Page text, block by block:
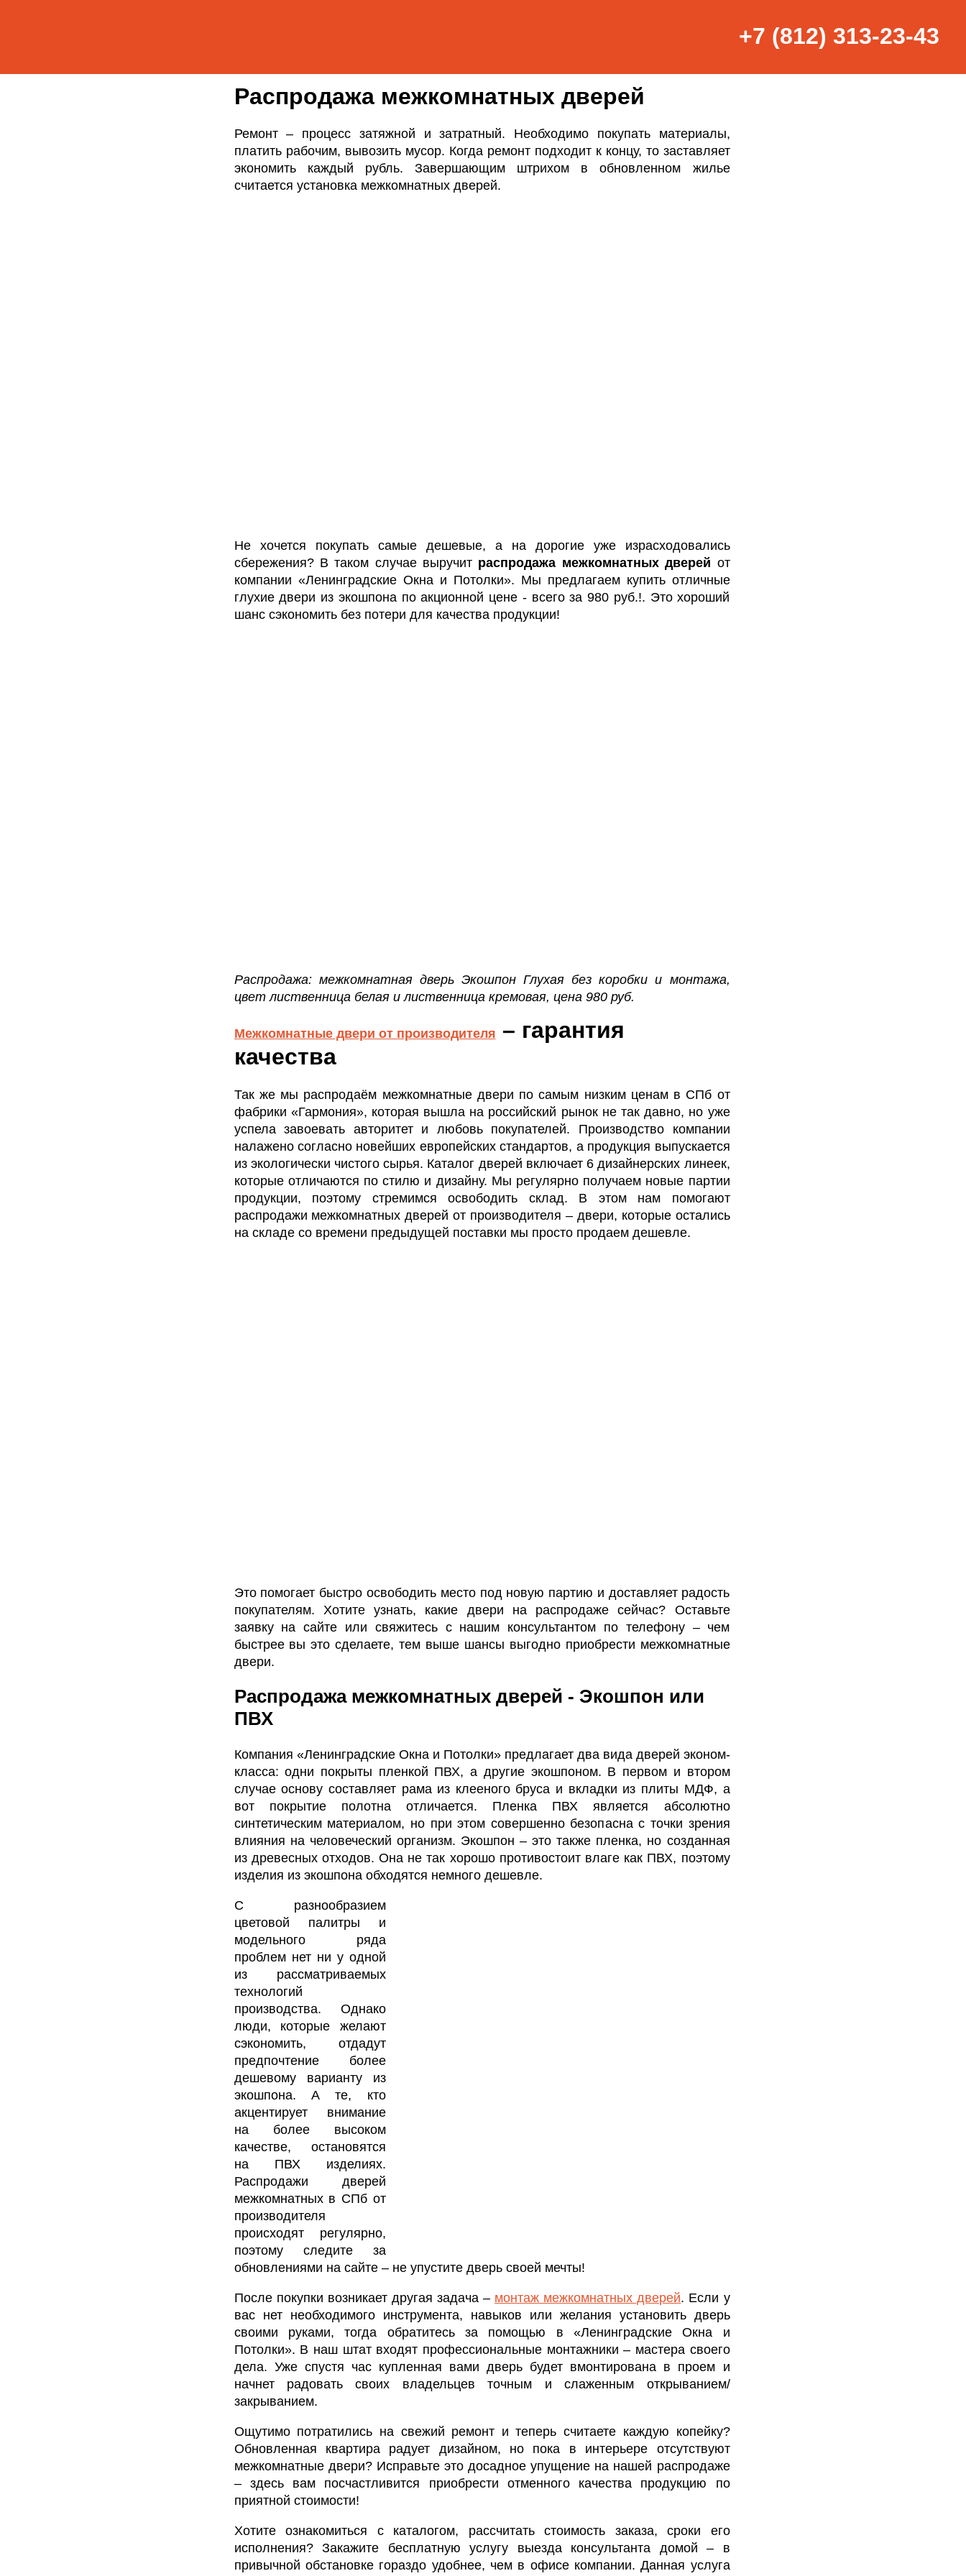
+7 (812) 313-23-43
Распродажа межкомнатных дверей
Ремонт – процесс затяжной и затратный. Необходимо покупать материалы,
платить рабочим, вывозить мусор. Когда ремонт подходит к концу, то заставляет
экономить каждый рубль. Завершающим штрихом в обновленном жилье
считается установка межкомнатных дверей.
Не хочется покупать самые дешевые, а на дорогие уже израсходовались
сбережения? В таком случае выручит распродажа межкомнатных дверей от
компании «Ленинградские Окна и Потолки». Мы предлагаем купить отличные
глухие двери из экошпона по акционной цене - всего за 980 руб.!. Это хороший
шанс сэкономить без потери для качества продукции!
Распродажа: межкомнатная дверь Экошпон Глухая без коробки и монтажа,
цвет лиственница белая и лиственница кремовая, цена 980 руб.
Межкомнатные двери от производителя – гарантия
качества
Так же мы распродаём межкомнатные двери по самым низким ценам в СПб от
фабрики «Гармония», которая вышла на российский рынок не так давно, но уже
успела завоевать авторитет и любовь покупателей. Производство компании
налажено согласно новейших европейских стандартов, а продукция выпускается
из экологически чистого сырья. Каталог дверей включает 6 дизайнерских линеек,
которые отличаются по стилю и дизайну. Мы регулярно получаем новые партии
продукции, поэтому стремимся освободить склад. В этом нам помогают
распродажи межкомнатных дверей от производителя – двери, которые остались
на складе со времени предыдущей поставки мы просто продаем дешевле.
Это помогает быстро освободить место под новую партию и доставляет радость
покупателям. Хотите узнать, какие двери на распродаже сейчас? Оставьте
заявку на сайте или свяжитесь с нашим консультантом по телефону – чем
быстрее вы это сделаете, тем выше шансы выгодно приобрести межкомнатные
двери.
Распродажа межкомнатных дверей - Экошпон или
ПВХ
Компания «Ленинградские Окна и Потолки» предлагает два вида дверей эконом-
класса: одни покрыты пленкой ПВХ, а другие экошпоном. В первом и втором
случае основу составляет рама из клееного бруса и вкладки из плиты МДФ, а
вот покрытие полотна отличается. Пленка ПВХ является абсолютно
синтетическим материалом, но при этом совершенно безопасна с точки зрения
влияния на человеческий организм. Экошпон – это также пленка, но созданная
из древесных отходов. Она не так хорошо противостоит влаге как ПВХ, поэтому
изделия из экошпона обходятся немного дешевле.
С разнообразием
цветовой палитры и
модельного ряда
проблем нет ни у одной
из рассматриваемых
технологий
производства. Однако
люди, которые желают
сэкономить, отдадут
предпочтение более
дешевому варианту из
экошпона. А те, кто
акцентирует внимание
на более высоком
качестве, остановятся
на ПВХ изделиях.
Распродажи дверей
межкомнатных в СПб от
производителя
происходят регулярно,
поэтому следите за
обновлениями на сайте – не упустите дверь своей мечты!
После покупки возникает другая задача – монтаж межкомнатных дверей. Если у
вас нет необходимого инструмента, навыков или желания установить дверь
своими руками, тогда обратитесь за помощью в «Ленинградские Окна и
Потолки». В наш штат входят профессиональные монтажники – мастера своего
дела. Уже спустя час купленная вами дверь будет вмонтирована в проем и
начнет радовать своих владельцев точным и слаженным открыванием/
закрыванием.
Ощутимо потратились на свежий ремонт и теперь считаете каждую копейку?
Обновленная квартира радует дизайном, но пока в интерьере отсутствуют
межкомнатные двери? Исправьте это досадное упущение на нашей распродаже
– здесь вам посчастливится приобрести отменного качества продукцию по
приятной стоимости!
Хотите ознакомиться с каталогом, рассчитать стоимость заказа, сроки его
исполнения? Закажите бесплатную услугу выезда консультанта домой – в
привычной обстановке гораздо удобнее, чем в офисе компании. Данная услуга